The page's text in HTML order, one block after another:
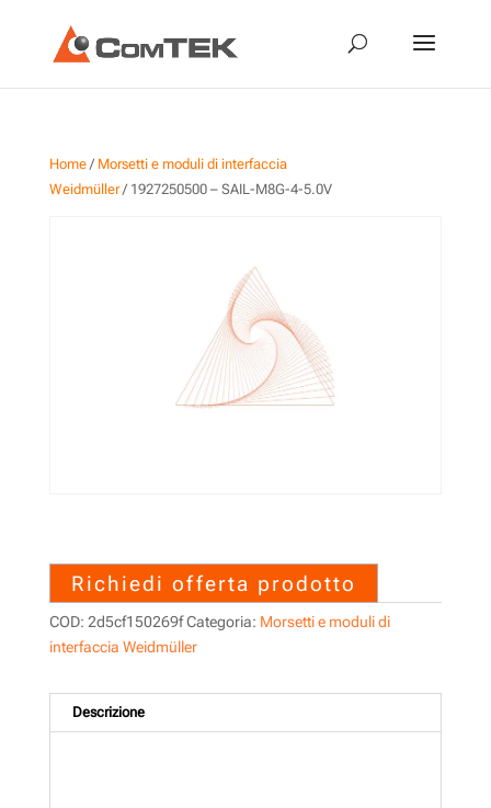
Home/ Morsetti e moduli di interfaccia
Weidmüller/ 1927250500 – SAIL-M8G-4-5.0V
Richiedi offerta prodotto
COD: 2d5cf150269f Categoria: Morsetti e moduli di
interfaccia Weidmüller
Descrizione